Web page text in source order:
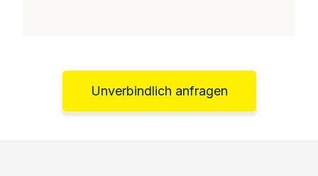
Unverbindlich anfragen